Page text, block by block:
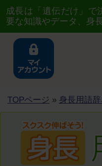
成長は「遺伝だけ」
要な知識やデータ、身
TOPページ » 身長用語